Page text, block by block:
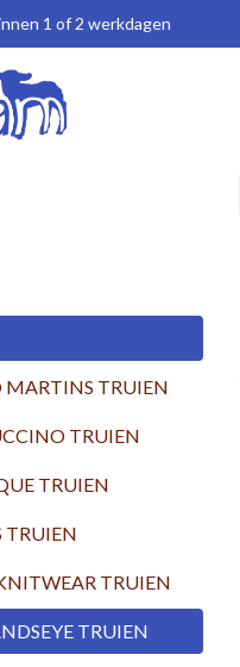
1 of 2 werkdagen
MARTINS TRUIEN
TRUIEN
TRUIEN
TRUIEN
TRUIEN
TRUIEN